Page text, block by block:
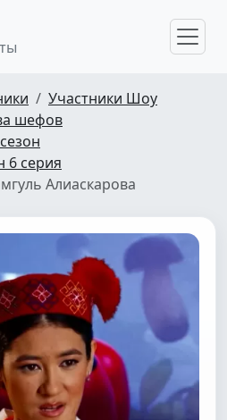
Участники Шоу
шефов
6 серия
Алиаскарова